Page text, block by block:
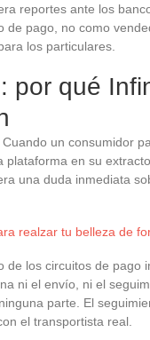
reportes ante los
pago, no como
los particulares.
por qué
un consumidor
en su
una duda inmediata
realzar tu belleza de
los circuitos de pago
ni el envío, ni el
parte. El
el transportista real.